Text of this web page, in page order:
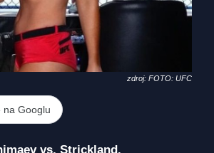
zdroj: FOTO: UFC
na Googlu
vs. Strickland.